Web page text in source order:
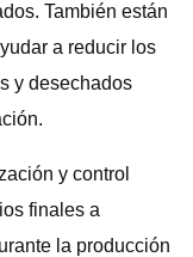
También están
a reducir los
y desechados
y control
finales a
la producción